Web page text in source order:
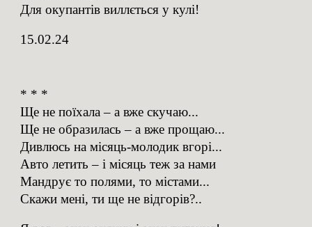
Для окупантів виллється у кулі!
15.02.24
* * *
Ще не поїхала – а вже скучаю...
Ще не образилась – а вже прощаю...
Дивлюсь на місяць-молодик вгорі...
Авто летить – і місяць теж за нами
Мандрує то полями, то містами...
Скажи мені, ти ще не відгорів?..